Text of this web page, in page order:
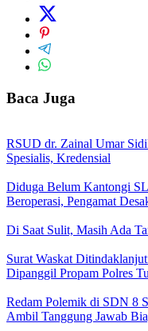
Baca Juga
RSUD dr. Zainal Umar
Spesialis, Kredensial
Diduga Belum Kantongi
Beroperasi, Pengamat
Di Saat Sulit, Masih Ada
Surat Waskat
Dipanggil Propam Polres
Redam Polemik di SDN 8
Ambil Tanggung Jawab